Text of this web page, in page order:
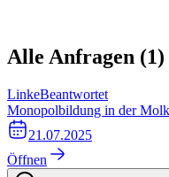
Alle Anfragen (1)
LinkeBeantwortet
Monopolbildung in der
21.07.2025
Öffnen